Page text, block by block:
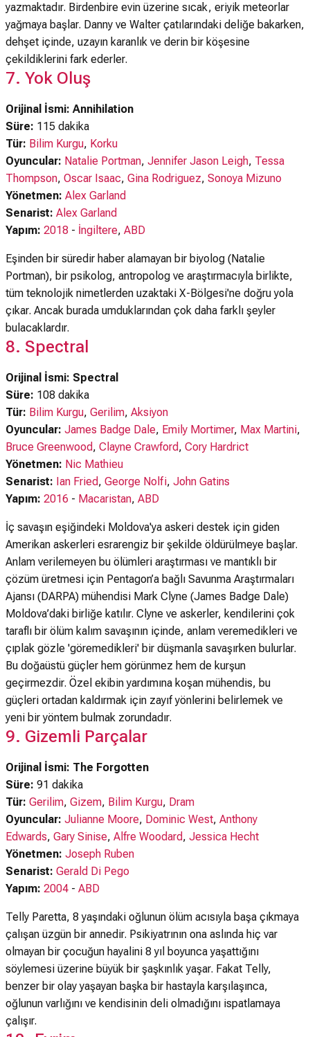
yazmaktadır. Birdenbire evin üzerine sıcak, eriyik meteorlar
yağmaya başlar. Danny ve Walter çatılarındaki deliğe bakarken,
dehşet içinde, uzayın karanlık ve derin bir köşesine
çekildiklerini fark ederler.
7. Yok Oluş
Orijinal İsmi: Annihilation
Süre: 115 dakika
Tür: Bilim Kurgu, Korku
Oyuncular: Natalie Portman, Jennifer Jason Leigh, Tessa
Thompson, Oscar Isaac, Gina Rodriguez, Sonoya Mizuno
Yönetmen: Alex Garland
Senarist: Alex Garland
Yapım: 2018 - İngiltere, ABD
Eşinden bir süredir haber alamayan bir biyolog (Natalie
Portman), bir psikolog, antropolog ve araştırmacıyla birlikte,
tüm teknolojik nimetlerden uzaktaki X-Bölgesi'ne doğru yola
çıkar. Ancak burada umduklarından çok daha farklı şeyler
bulacaklardır.
8. Spectral
Orijinal İsmi: Spectral
Süre: 108 dakika
Tür: Bilim Kurgu, Gerilim, Aksiyon
Oyuncular: James Badge Dale, Emily Mortimer, Max Martini,
Bruce Greenwood, Clayne Crawford, Cory Hardrict
Yönetmen: Nic Mathieu
Senarist: Ian Fried, George Nolfi, John Gatins
Yapım: 2016 - Macaristan, ABD
İç savaşın eşiğindeki Moldova'ya askeri destek için giden
Amerikan askerleri esrarengiz bir şekilde öldürülmeye başlar.
Anlam verilemeyen bu ölümleri araştırması ve mantıklı bir
çözüm üretmesi için Pentagon’a bağlı Savunma Araştırmaları
Ajansı (DARPA) mühendisi Mark Clyne (James Badge Dale)
Moldova’daki birliğe katılır. Clyne ve askerler, kendilerini çok
taraflı bir ölüm kalım savaşının içinde, anlam veremedikleri ve
çıplak gözle 'göremedikleri' bir düşmanla savaşırken bulurlar.
Bu doğaüstü güçler hem görünmez hem de kurşun
geçirmezdir. Özel ekibin yardımına koşan mühendis, bu
güçleri ortadan kaldırmak için zayıf yönlerini belirlemek ve
yeni bir yöntem bulmak zorundadır.
9. Gizemli Parçalar
Orijinal İsmi: The Forgotten
Süre: 91 dakika
Tür: Gerilim, Gizem, Bilim Kurgu, Dram
Oyuncular: Julianne Moore, Dominic West, Anthony
Edwards, Gary Sinise, Alfre Woodard, Jessica Hecht
Yönetmen: Joseph Ruben
Senarist: Gerald Di Pego
Yapım: 2004 - ABD
Telly Paretta, 8 yaşındaki oğlunun ölüm acısıyla başa çıkmaya
çalışan üzgün bir annedir. Psikiyatrının ona aslında hiç var
olmayan bir çocuğun hayalini 8 yıl boyunca yaşattığını
söylemesi üzerine büyük bir şaşkınlık yaşar. Fakat Telly,
benzer bir olay yaşayan başka bir hastayla karşılaşınca,
oğlunun varlığını ve kendisinin deli olmadığını ispatlamaya
çalışır.